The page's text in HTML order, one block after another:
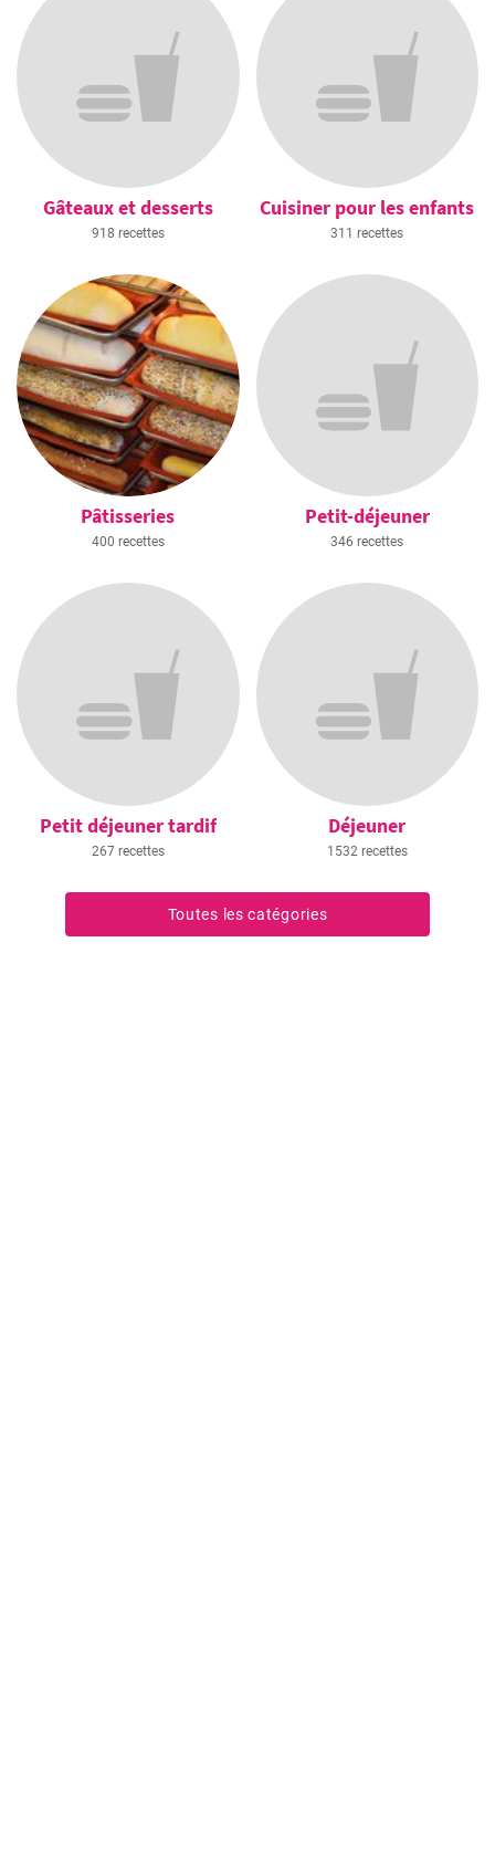
Gâteaux et desserts
918 recettes
Cuisiner pour les enfants
311 recettes
Pâtisseries
400 recettes
Petit-déjeuner
346 recettes
Petit déjeuner tardif
267 recettes
Déjeuner
1532 recettes
Toutes les catégories